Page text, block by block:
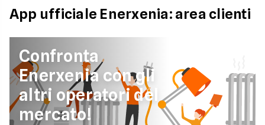
App ufficiale Enerxenia: area clienti
Confronta
Enerxenia con gli
altri operatori del
mercato!